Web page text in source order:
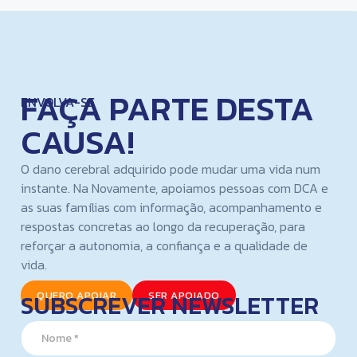
ENVOLVA-SE
FAÇA PARTE DESTA
CAUSA!
O dano cerebral adquirido pode mudar uma vida num
instante. Na Novamente, apoiamos pessoas com DCA e
as suas famílias com informação, acompanhamento e
respostas concretas ao longo da recuperação, para
reforçar a autonomia, a confiança e a qualidade de
vida.
QUERO APOIAR SER APOIADO
SUBSCREVER NEWSLETTER
N
a